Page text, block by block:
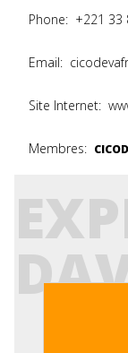
Phone: +221 33
Email:
Site Internet:
Membres: